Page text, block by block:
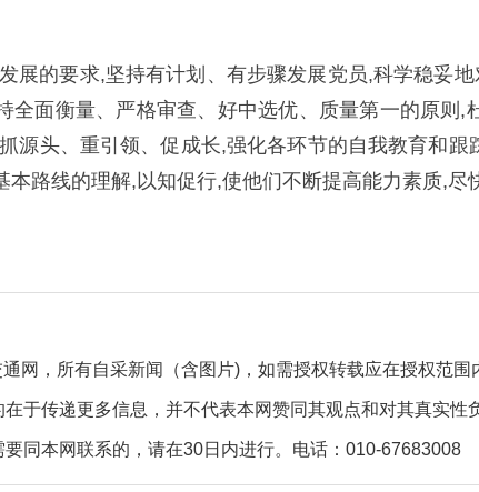
展的要求,坚持有计划、有步骤发展党员,科学稳妥
全面衡量、严格审查、好中选优、质量第一的原则
源头、重引领、促成长,强化各环节的自我教育和
本路线的理解,以知促行,使他们不断提高能力素质,
网，所有自采新闻（含图片)，如需授权转载应在授权范围
于传递更多信息，并不代表本网赞同其观点和对其真实性
同本网联系的，请在30日内进行。电话：010-67683008